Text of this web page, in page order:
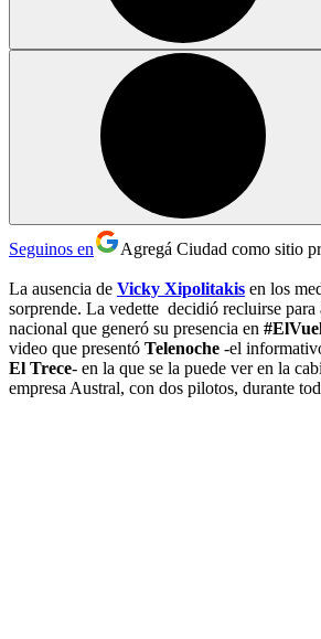
Seguinos en Agregá Ciudad como sitio
La ausencia de Vicky Xipolitakis en los
sorprende. La vedette decidió recluirse para
nacional que generó su presencia en
video que presentó Telenoche -el
El Trece- en la que se la puede ver en la
empresa Austral, con dos pilotos, durante